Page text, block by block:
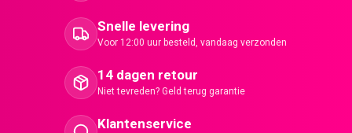
Snelle levering
Voor 12:00 uur besteld, vandaag verzonden
14 dagen retour
Niet tevreden? Geld terug garantie
Klantenservice